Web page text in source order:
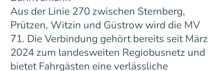
Aus der Linie 270 zwischen Sternberg,
Prützen, Witzin und Güstrow wird die MV
71. Die Verbindung gehört bereits seit März
2024 zum landesweiten Regiobusnetz und
bietet Fahrgästen eine verlässliche